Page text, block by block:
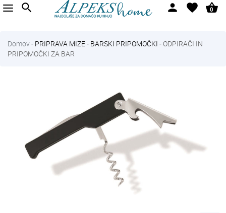
search person favorite shopping_basket
0
Domov- PRIPRAVA MIZE- BARSKI PRIPOMOČKI - ODPIRAČI IN
PRIPOMOČKI ZA BAR